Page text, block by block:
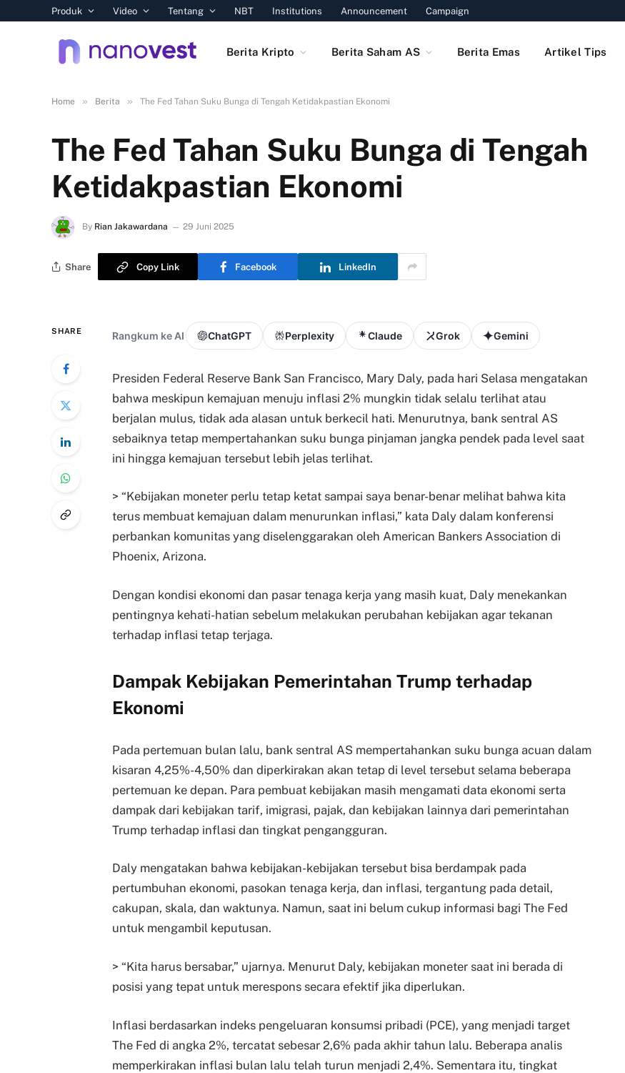
Produk Video Tentang NBT Institutions Announcement Campaign
Berita Kripto Berita Saham AS Berita Emas Artikel Tips
Home » Berita » The Fed Tahan Suku Bunga di Tengah Ketidakpastian Ekonomi
The Fed Tahan Suku Bunga di Tengah
Ketidakpastian Ekonomi
By Rian Jakawardana 29 Juni 2025
Share Copy Link Facebook LinkedIn
SHARE Rangkum ke AI ChatGPT Perplexity Claude Grok Gemini
Presiden Federal Reserve Bank San Francisco, Mary Daly, pada hari Selasa mengatakan
bahwa meskipun kemajuan menuju inflasi 2% mungkin tidak selalu terlihat atau
berjalan mulus, tidak ada alasan untuk berkecil hati. Menurutnya, bank sentral AS
sebaiknya tetap mempertahankan suku bunga pinjaman jangka pendek pada level saat
ini hingga kemajuan tersebut lebih jelas terlihat.
> “Kebijakan moneter perlu tetap ketat sampai saya benar-benar melihat bahwa kita
terus membuat kemajuan dalam menurunkan inflasi,” kata Daly dalam konferensi
perbankan komunitas yang diselenggarakan oleh American Bankers Association di
Phoenix, Arizona.
Dengan kondisi ekonomi dan pasar tenaga kerja yang masih kuat, Daly menekankan
pentingnya kehati-hatian sebelum melakukan perubahan kebijakan agar tekanan
terhadap inflasi tetap terjaga.
Dampak Kebijakan Pemerintahan Trump terhadap
Ekonomi
Pada pertemuan bulan lalu, bank sentral AS mempertahankan suku bunga acuan dalam
kisaran 4,25%-4,50% dan diperkirakan akan tetap di level tersebut selama beberapa
pertemuan ke depan. Para pembuat kebijakan masih mengamati data ekonomi serta
dampak dari kebijakan tarif, imigrasi, pajak, dan kebijakan lainnya dari pemerintahan
Trump terhadap inflasi dan tingkat pengangguran.
Daly mengatakan bahwa kebijakan-kebijakan tersebut bisa berdampak pada
pertumbuhan ekonomi, pasokan tenaga kerja, dan inflasi, tergantung pada detail,
cakupan, skala, dan waktunya. Namun, saat ini belum cukup informasi bagi The Fed
untuk mengambil keputusan.
> “Kita harus bersabar,” ujarnya. Menurut Daly, kebijakan moneter saat ini berada di
posisi yang tepat untuk merespons secara efektif jika diperlukan.
Inflasi berdasarkan indeks pengeluaran konsumsi pribadi (PCE), yang menjadi target
The Fed di angka 2%, tercatat sebesar 2,6% pada akhir tahun lalu. Beberapa analis
memperkirakan inflasi bulan lalu telah turun menjadi 2,4%. Sementara itu, tingkat